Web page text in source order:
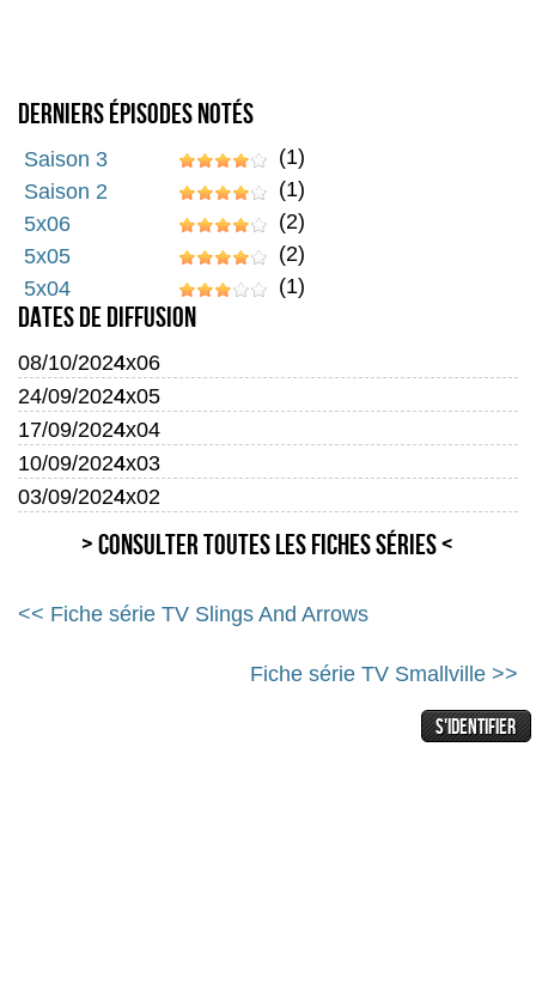
Derniers épisodes notés
Saison 3
(1)
Saison 2
(1)
5x06
(2)
5x05
(2)
5x04
(1)
Dates de diffusion
08/10/20244x06
24/09/20244x05
17/09/20244x04
10/09/20244x03
03/09/20244x02
> Consulter toutes les fiches séries <
<< Fiche série TV Slings And Arrows
Fiche série TV Smallville >>